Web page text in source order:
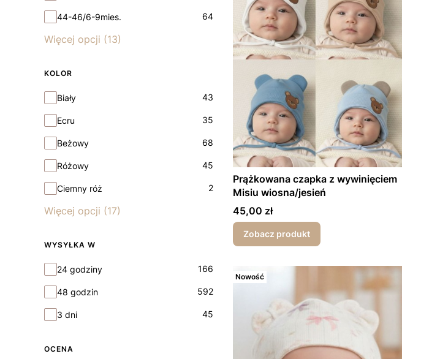
44-46/6-9mies. 64
Więcej opcji (13)
KOLOR
KolorBiały 43
Ecru 35
Beżowy 68
Różowy 45
Ciemny róż 2
Więcej opcji (17)
WYSYŁKA W
Wysyłka w
24 godziny 166
48 godzin 592
3 dni 45
OCENA
Prążkowana czapka z wywinięciem
Misiu wiosna/jesień
Cena
45,00 zł
Zobacz produkt
Nowość